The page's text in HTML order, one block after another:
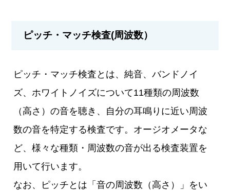
ピッチ・マッチ検査(周波数）
ピッチ・マッチ検査とは、純音、バンドノイ
ズ、ホワイトノイズについて11種類の周波数
（高さ）の音を聴き、自分の耳鳴りに近い周波
数の音を特定する検査です。オージオメータな
ど、様々な種類・周波数の音が出る検査装置を
用いて行います。
なお、ピッチとは「音の周波数（高さ）」をい